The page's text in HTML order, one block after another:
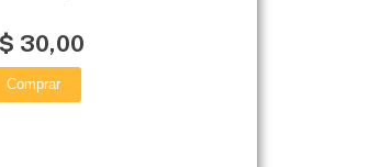
30,00
Comprar